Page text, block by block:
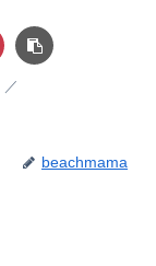
beachmama